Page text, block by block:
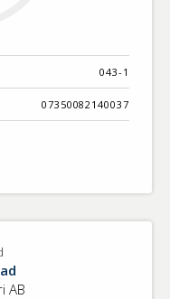
043-1
07350082140037
AB